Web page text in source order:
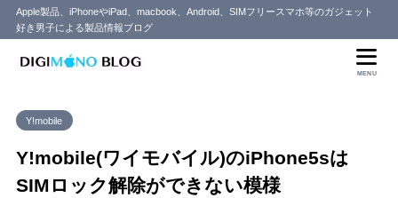
Apple製品、iPhoneやiPad、macbook、Android、SIMフリースマホ等のガジェット
好き男子による製品情報ブログ
MENU
Y!mobile
Y!mobile(ワイモバイル)のiPhone5sは
SIMロック解除ができない模様
目次
1.1 SIMロック解除が義務付けられているはずだが・・